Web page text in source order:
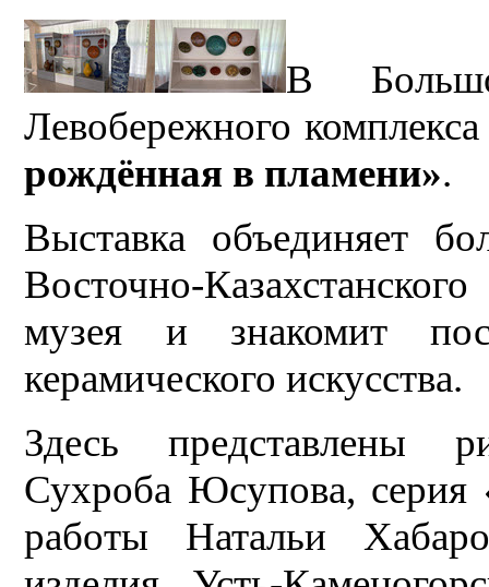
В
Левобережного
рождённая в пламени».
Выставка объединяет
Восточно-
музея и знакомит
керамического искусства.
Здесь представлены
Сухроба Юсупова, серия
работы Натальи